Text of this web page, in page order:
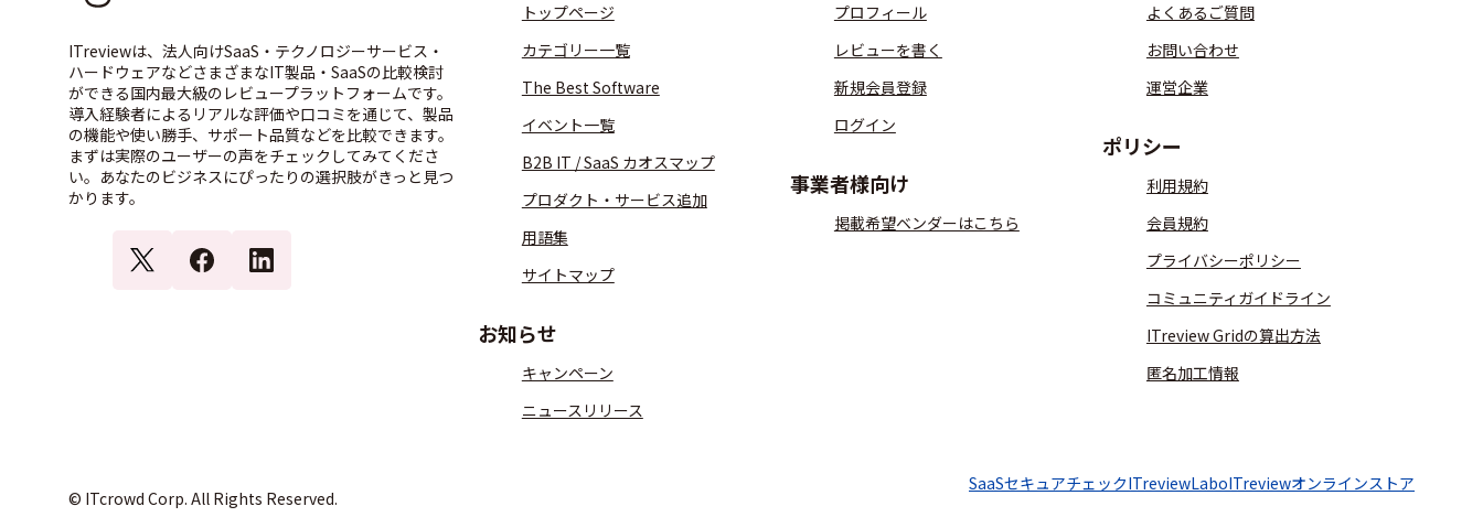
ITreviewは、法人向けSaaS・テクノロジーサービス・
ハードウェアなどさまざまなIT製品・SaaSの比較検討
ができる国内最大級のレビュープラットフォームです。
導入経験者によるリアルな評価や口コミを通じて、製品
の機能や使い勝手、サポート品質などを比較できます。
まずは実際のユーザーの声をチェックしてみてくださ
い。あなたのビジネスにぴったりの選択肢がきっと見つ
かります。
トップページ
カテゴリー一覧
The Best Software
イベント一覧
B2B IT / SaaS カオスマップ
プロダクト・サービス追加
用語集
サイトマップ
お知らせ
キャンペーン
ニュースリリース
プロフィール
レビューを書く
新規会員登録
ログイン
事業者様向け
掲載希望ベンダーはこちら
よくあるご質問
お問い合わせ
運営企業
ポリシー
利用規約
会員規約
プライバシーポリシー
コミュニティガイドライン
ITreview Gridの算出方法
匿名加工情報
© ITcrowd Corp. All Rights Reserved.
SaaSセキュアチェックITreviewLaboITreviewオンラインストア